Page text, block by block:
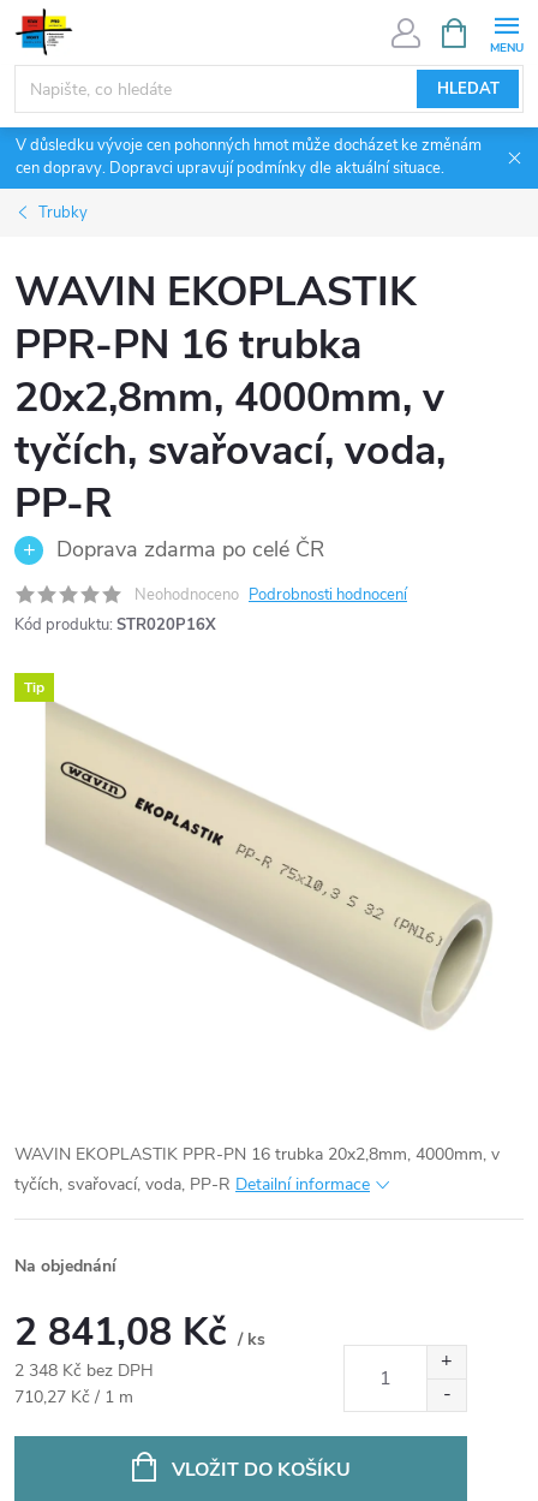
Přejít
obsah
HLEDAT
NÁKUPNÍ
KOŠÍK
V důsledku vývoje cen pohonných hmot může docházet ke změnám
cen dopravy. Dopravci upravují podmínky dle aktuální situace.
Trubky
WAVIN EKOPLASTIK
PPR-PN 16 trubka
20x2,8mm, 4000mm, v
tyčích, svařovací, voda,
PP-R
Doprava zdarma po celé ČR
Neohodnoceno Podrobnosti hodnocení
Kód produktu: STR020P16X
Tip
WAVIN EKOPLASTIK PPR-PN 16 trubka 20x2,8mm, 4000mm, v
tyčích, svařovací, voda, PP-R Detailní informace
Na objednání
2 841,08 Kč / ks
2 348 Kč bez DPH
Měrná
710,27 Kč / 1 m
VLOŽIT DO KOŠÍKU